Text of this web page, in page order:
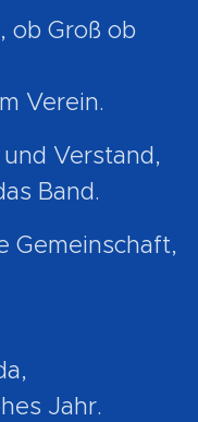
ob Groß ob
Verein.
Verstand,
Band.
Gemeinschaft,
Jahr.